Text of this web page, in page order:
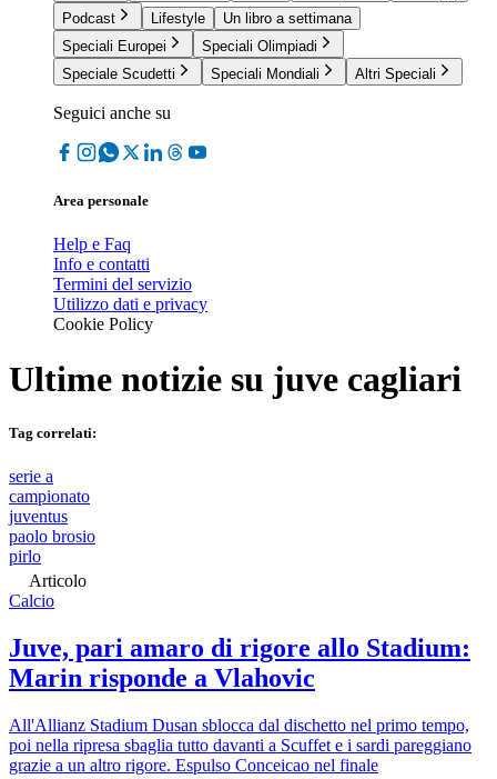
Podcast
Lifestyle
Un libro a settimana
Speciali Europei
Speciali Olimpiadi
Speciale Scudetti
Speciali Mondiali Altri Speciali
Seguici anche su
Area personale
Help e Faq
Info e contatti
Termini del servizio
Utilizzo dati e privacy
Cookie Policy
Ultime notizie su juve cagliari
Tag correlati:
serie a
campionato
juventus
paolo brosio
pirlo
Articolo
Calcio
Juve, pari amaro di rigore allo Stadium:
Marin risponde a Vlahovic
All'Allianz Stadium Dusan sblocca dal dischetto nel primo tempo,
poi nella ripresa sbaglia tutto davanti a Scuffet e i sardi pareggiano
grazie a un altro rigore. Espulso Conceicao nel finale